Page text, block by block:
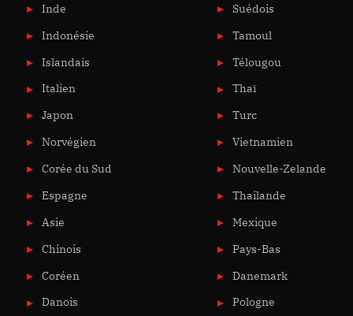
Inde
Indonésie
Islandais
Italien
Japon
Norvégien
Corée du Sud
Espagne
Asie
Chinois
Coréen
Danois
Suédois
Tamoul
Télougou
Thaï
Turc
Vietnamien
Nouvelle-Zelande
Thailande
Mexique
Pays-Bas
Danemark
Pologne